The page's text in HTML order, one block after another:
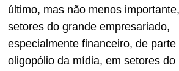
último, mas não menos
setores do grande empresariado,
especialmente financeiro, de parte
oligopólio da mídia, em setores do